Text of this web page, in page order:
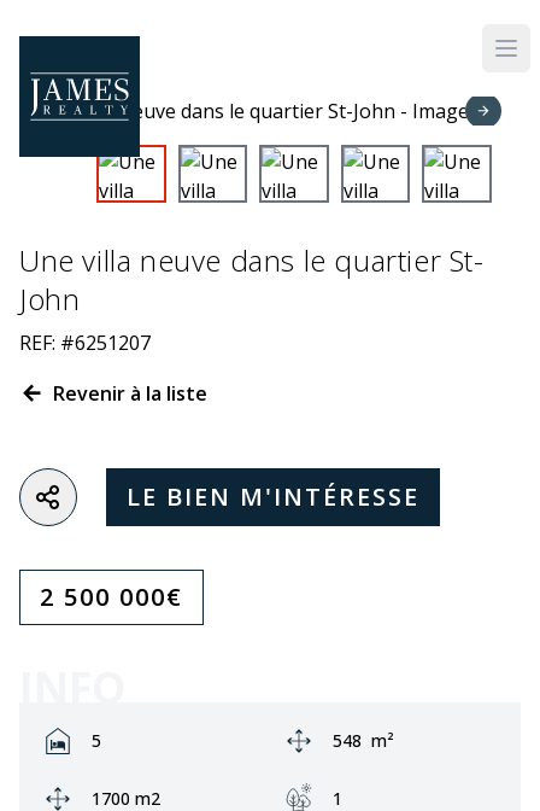
Une villa neuve dans le quartier St-
John
REF: #6251207
Revenir à la liste
LE BIEN M'INTÉRESSE
2 500 000€
Rooms:
5 Zone:
548 m²
Ground area:
1700 m2 Jardin:
1